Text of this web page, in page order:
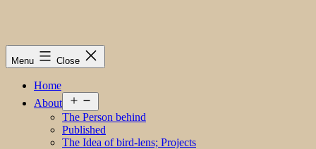
Menu Close
Home
About
menu
The Person behind
Published
The Idea of bird-lens; Projects